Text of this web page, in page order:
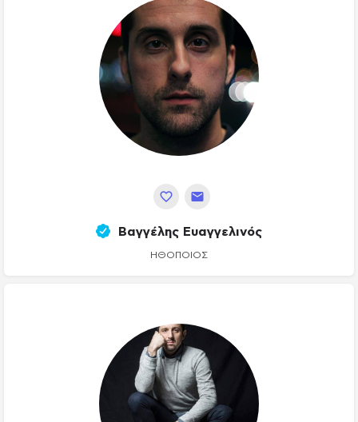
Βαγγέλης Ευαγγελινός
ΗΘΟΠΟΙΌΣ